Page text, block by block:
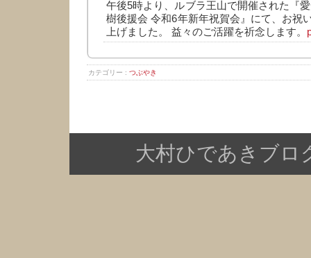
午後5時より、ルブラ王山で開催された『
樹後援会 令和6年新年祝賀会』にて、お祝
上げました。 益々のご活躍を祈念します。
カテゴリー : つぶやき
大村ひであきブロ